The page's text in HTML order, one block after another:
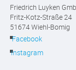
Friedrich Luyken
Fritz-Kotz-Straße 24
51674 Wiehl-Bomig
Facebook
Instagram